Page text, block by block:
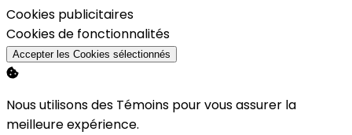
Activer
Cookies publicitaires
Activer
Cookies de fonctionnalités
Accepter les Cookies sélectionnés
Nous utilisons des Témoins pour vous assurer la
meilleure expérience.